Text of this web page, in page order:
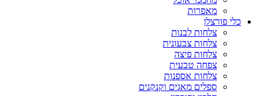
מאפרות
כלי פורצלן
צלחות לבנות
צלחות צבעונית
צלחות פיצה
צפחה טבעית
צלחות אספנות
ספלים מאגים וקנקנים